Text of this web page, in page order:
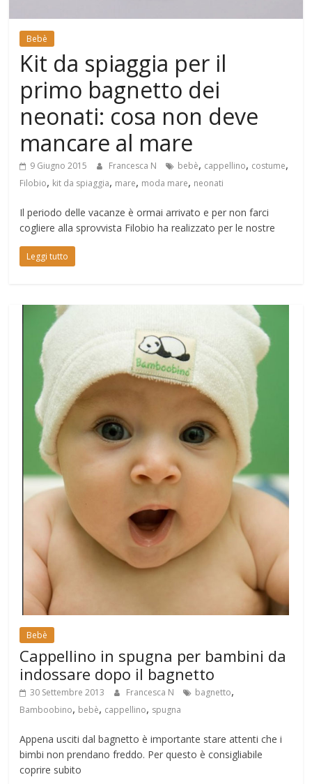
Bebè
Kit da spiaggia per il
primo bagnetto dei
neonati: cosa non deve
mancare al mare
9 Giugno 2015 Francesca N bebè, cappellino, costume,
Filobio, kit da spiaggia, mare, moda mare, neonati
Il periodo delle vacanze è ormai arrivato e per non farci
cogliere alla sprovvista Filobio ha realizzato per le nostre
Leggi tutto
Bebè
Cappellino in spugna per bambini da
indossare dopo il bagnetto
30 Settembre 2013 Francesca N bagnetto,
Bamboobino, bebè, cappellino, spugna
Appena usciti dal bagnetto è importante stare attenti che i
bimbi non prendano freddo. Per questo è consigliabile
coprire subito